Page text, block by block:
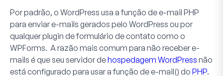
Por padrão, o WordPress usa a função de e-mail PHP
para enviar e-mails gerados pelo WordPress ou por
qualquer plugin de formulário de contato como o
WPForms. A razão mais comum para não receber e-
mails é que seu servidor dehospedagem WordPress não
está configurado para usar a função de e-mail() do PHP.